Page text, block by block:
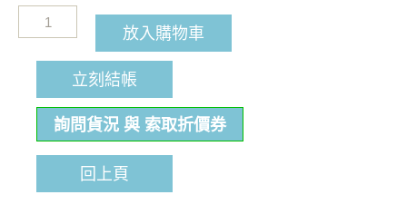
放入購物車
立刻結帳
詢問貨況 與 索取折價券
回上頁